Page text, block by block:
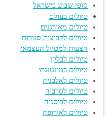
סופי שבוע בישראל
טיולים בעולם
טיולים מאורגנים
טיולים לקבוצות סגורות
הצעות למטייל העצמאי
טיולים לבלקן
טיולים במונטנגרו
טיולים לאלבניה
טיולים לסרביה
טיולים לבוסניה
טיולים לאירופה